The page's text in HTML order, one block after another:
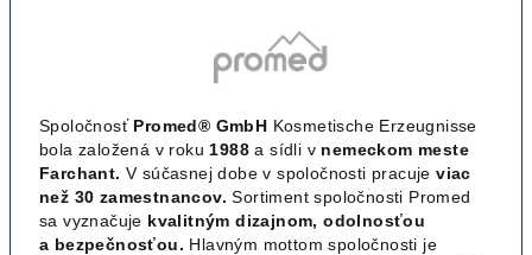
Spoločnosť Promed® GmbH Kosmetische Erzeugnisse
bola založená v roku 1988 a sídli v nemeckom meste
Farchant. V súčasnej dobe v spoločnosti pracuje viac
než 30 zamestnancov. Sortiment spoločnosti Promed
sa vyznačuje kvalitným dizajnom, odolnosťou
a bezpečnosťou. Hlavným mottom spoločnosti je